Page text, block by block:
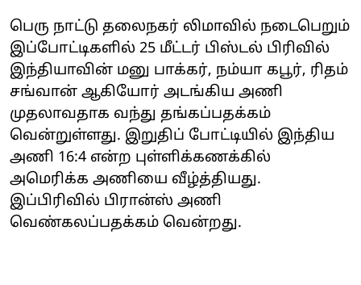
பெரு நாட்டு தலைநகர் லிமாவில் நடைபெறும்
இப்போட்டிகளில் 25 மீட்டர் பிஸ்டல் பிரிவில்
இந்தியாவின் மனு பாக்கர், நம்யா கபூர், ரிதம்
சங்வான் ஆகியோர் அடங்கிய அணி
முதலாவதாக வந்து தங்கப்பதக்கம்
வென்றுள்ளது. இறுதிப் போட்டியில் இந்திய
அணி 16:4 என்ற புள்ளிக்கணக்கில்
அமெரிக்க அணியை வீழ்த்தியது.
இப்பிரிவில் பிரான்ஸ் அணி
வெண்கலப்பதக்கம் வென்றது.